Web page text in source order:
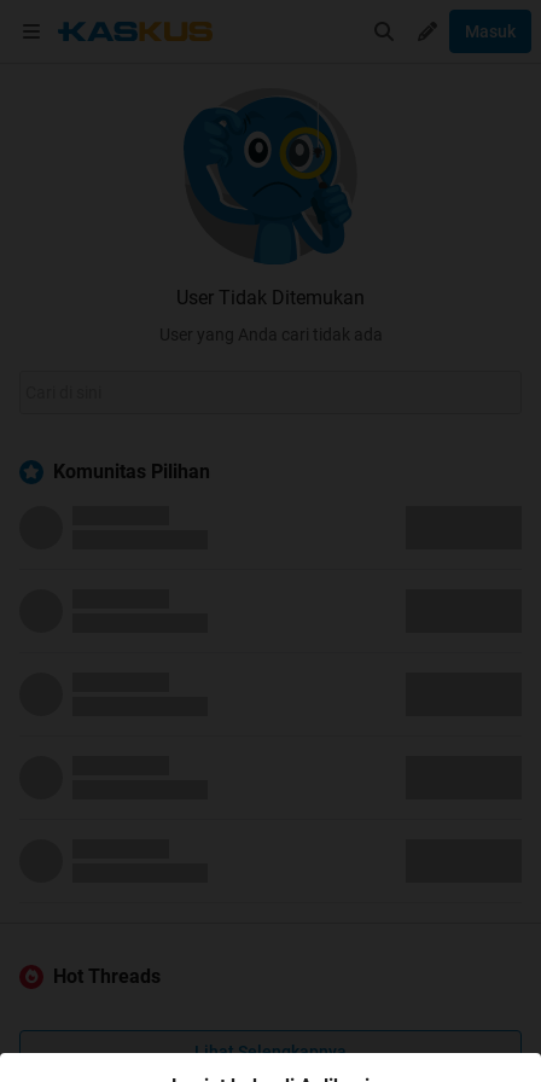
Masuk
User Tidak Ditemukan
User yang Anda cari tidak ada
Komunitas Pilihan
Hot Threads
Lihat Selengkapnya